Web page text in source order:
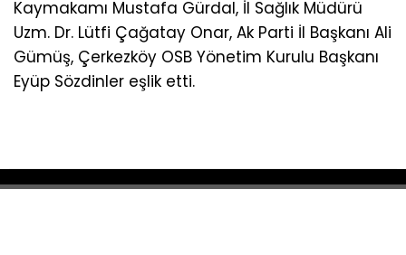
Kaymakamı Mustafa Gürdal, İl Sağlık Müdürü
Uzm. Dr. Lütfi Çağatay Onar, Ak Parti İl Başkanı Ali
Gümüş, Çerkezköy OSB Yönetim Kurulu Başkanı
Eyüp Sözdinler eşlik etti.